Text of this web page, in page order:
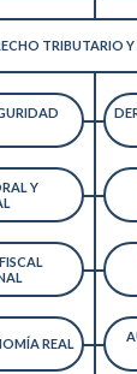
TRIBUTARIO
Y
REAL